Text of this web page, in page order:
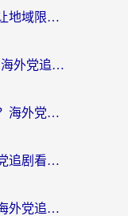
在海外听音乐用什么软件？别让地域限制断了你的华语歌单
芒果TV海外地区限制怎么办？海外党追剧看片的实用加速器选择指南
腾讯缓存的视频在国外能看吗？海外党追剧看片的终极解决方案
国外看不了咪咕直播吗？海外党追剧看片的加速器选择指南
国外能看中央电视台吗现在？海外党追剧看央视的实用指南